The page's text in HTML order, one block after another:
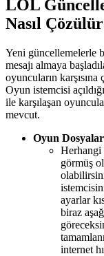
LOL
Nasıl
Yeni güncellemelerle
mesajı almaya
oyuncuların
Oyun istemcisi
ile karşılaşan
mevcut.
Oyun
Herhangi
görmüş
ayarlar
biraz
internet